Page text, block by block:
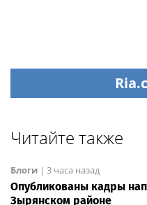
Читайте также
Блоги | 3 часа назад
Опубликованы кадры
Зырянском районе